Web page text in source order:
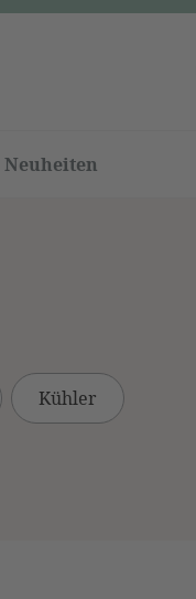
Neuheiten
Kühler